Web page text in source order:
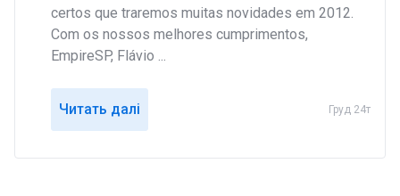
certos que traremos muitas novidades em 2012.
Com os nossos melhores cumprimentos,
EmpireSP, Flávio ...
Читать далі Груд 24т